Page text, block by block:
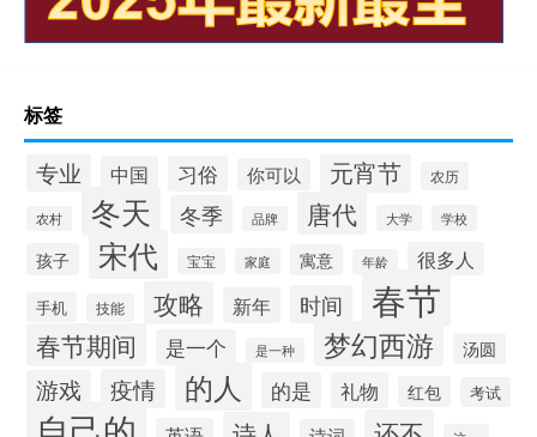
标签
专业 中国 习俗 你可以 元宵节 农历
农村 冬天 冬季 品牌 唐代 大学 学校
孩子 宋代 宝宝 家庭 寓意 年龄 很多人
手机 技能 攻略 新年 时间 春节
春节期间 是一个 是一种 梦幻西游 汤圆
游戏 疫情 的人 的是 礼物 红包 考试